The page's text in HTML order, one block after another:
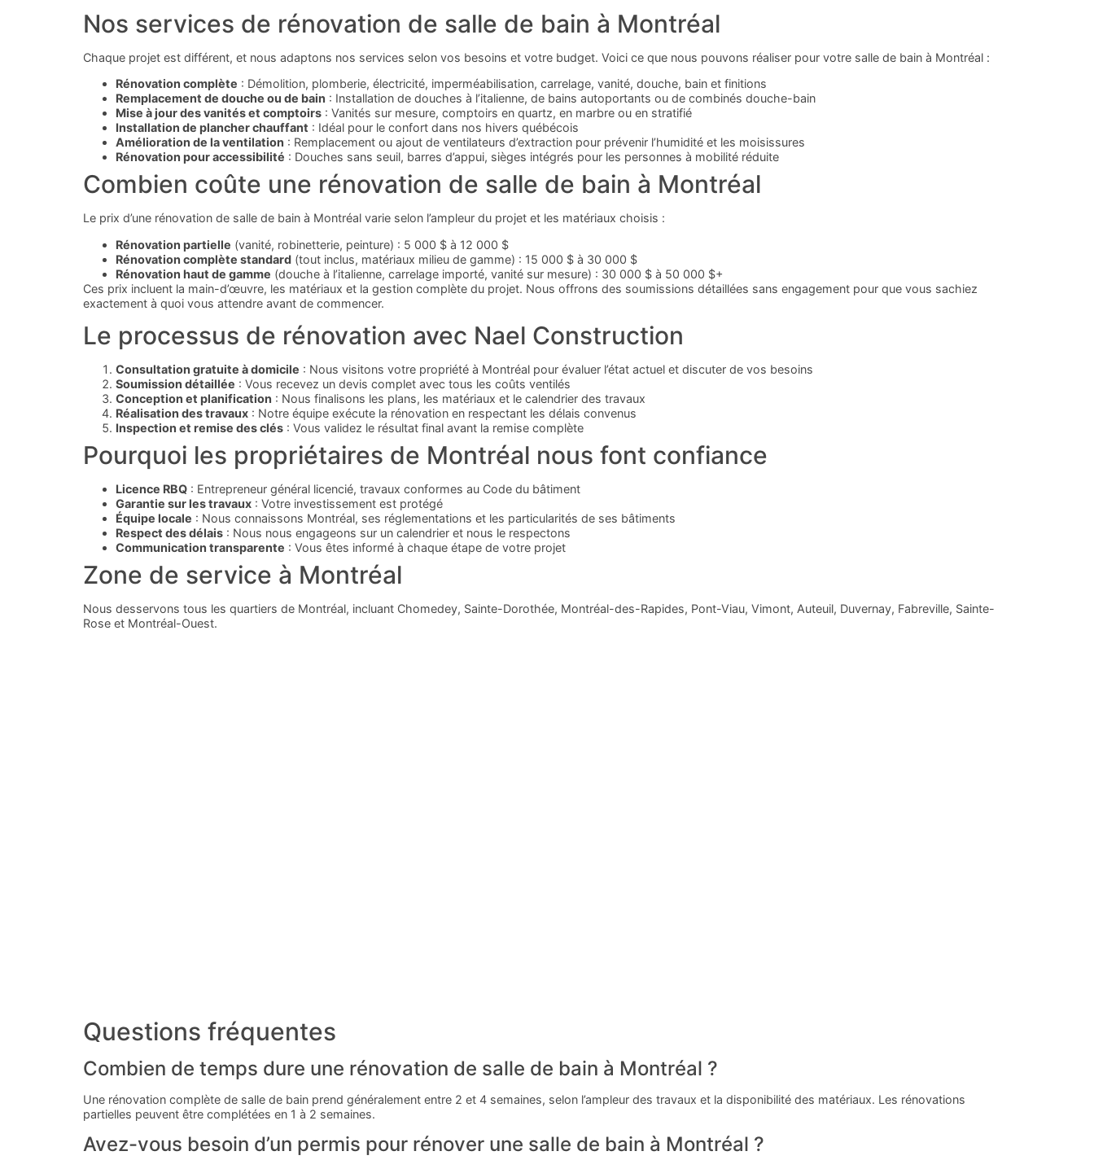
Nos services de rénovation de salle de bain à Montréal
Chaque projet est différent, et nous adaptons nos services selon vos besoins et votre budget. Voici ce que nous pouvons réaliser pour votre salle de bain à Montréal :
Rénovation complète : Démolition, plomberie, électricité, imperméabilisation, carrelage, vanité, douche, bain et finitions
Remplacement de douche ou de bain : Installation de douches à l’italienne, de bains autoportants ou de combinés douche-bain
Mise à jour des vanités et comptoirs : Vanités sur mesure, comptoirs en quartz, en marbre ou en stratifié
Installation de plancher chauffant : Idéal pour le confort dans nos hivers québécois
Amélioration de la ventilation : Remplacement ou ajout de ventilateurs d’extraction pour prévenir l’humidité et les moisissures
Rénovation pour accessibilité : Douches sans seuil, barres d’appui, sièges intégrés pour les personnes à mobilité réduite
Combien coûte une rénovation de salle de bain à Montréal
Le prix d’une rénovation de salle de bain à Montréal varie selon l’ampleur du projet et les matériaux choisis :
Rénovation partielle (vanité, robinetterie, peinture) : 5 000 $ à 12 000 $
Rénovation complète standard (tout inclus, matériaux milieu de gamme) : 15 000 $ à 30 000 $
Rénovation haut de gamme (douche à l’italienne, carrelage importé, vanité sur mesure) : 30 000 $ à 50 000 $+
Ces prix incluent la main-d’œuvre, les matériaux et la gestion complète du projet. Nous offrons des soumissions détaillées sans engagement pour que vous sachiez
exactement à quoi vous attendre avant de commencer.
Le processus de rénovation avec Nael Construction
Consultation gratuite à domicile : Nous visitons votre propriété à Montréal pour évaluer l’état actuel et discuter de vos besoins
Soumission détaillée : Vous recevez un devis complet avec tous les coûts ventilés
Conception et planification : Nous finalisons les plans, les matériaux et le calendrier des travaux
Réalisation des travaux : Notre équipe exécute la rénovation en respectant les délais convenus
Inspection et remise des clés : Vous validez le résultat final avant la remise complète
Pourquoi les propriétaires de Montréal nous font confiance
Licence RBQ : Entrepreneur général licencié, travaux conformes au Code du bâtiment
Garantie sur les travaux : Votre investissement est protégé
Équipe locale : Nous connaissons Montréal, ses réglementations et les particularités de ses bâtiments
Respect des délais : Nous nous engageons sur un calendrier et nous le respectons
Communication transparente : Vous êtes informé à chaque étape de votre projet
Zone de service à Montréal
Nous desservons tous les quartiers de Montréal, incluant Chomedey, Sainte-Dorothée, Montréal-des-Rapides, Pont-Viau, Vimont, Auteuil, Duvernay, Fabreville, Sainte-
Rose et Montréal-Ouest.
Questions fréquentes
Combien de temps dure une rénovation de salle de bain à Montréal ?
Une rénovation complète de salle de bain prend généralement entre 2 et 4 semaines, selon l’ampleur des travaux et la disponibilité des matériaux. Les rénovations
partielles peuvent être complétées en 1 à 2 semaines.
Avez-vous besoin d’un permis pour rénover une salle de bain à Montréal ?